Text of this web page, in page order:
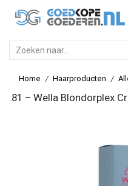
Home / Haarproducten /
.81 – Wella Blondorplex